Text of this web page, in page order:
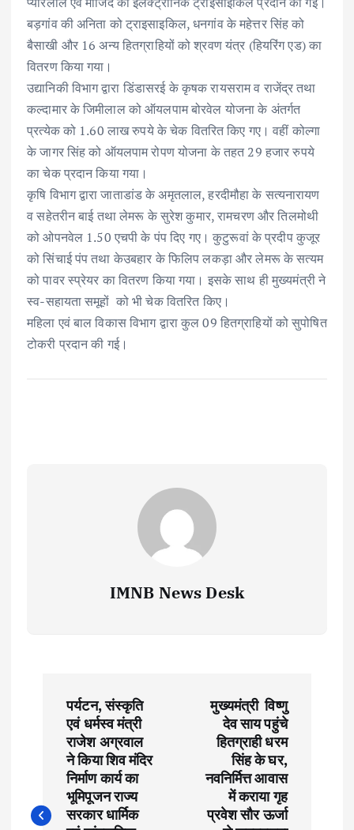
बड़गांव की अनिता को ट्राइसाइकिल, धनगांव के महेत्तर सिंह को
बैसाखी और 16 अन्य हितग्राहियों को श्रवण यंत्र (हियरिंग एड) का
वितरण किया गया।
उद्यानिकी विभाग द्वारा डिंडासरई के कृषक रायसराम व राजेंद्र तथा
कल्दामार के जिमीलाल को ऑयलपाम बोरवेल योजना के अंतर्गत
प्रत्येक को 1.60 लाख रुपये के चेक वितरित किए गए। वहीं कोल्गा
के जागर सिंह को ऑयलपाम रोपण योजना के तहत 29 हजार रुपये
का चेक प्रदान किया गया।
कृषि विभाग द्वारा जाताडांड के अमृतलाल, हरदीमौहा के सत्यनारायण
व सहेतरीन बाई तथा लेमरू के सुरेश कुमार, रामचरण और तिलमोथी
को ओपनवेल 1.50 एचपी के पंप दिए गए। कुटुरूवां के प्रदीप कुजूर
को सिंचाई पंप तथा केउबहार के फिलिप लकड़ा और लेमरू के सत्यम
को पावर स्प्रेयर का वितरण किया गया। इसके साथ ही मुख्यमंत्री ने
स्व-सहायता समूहों को भी चेक वितरित किए।
महिला एवं बाल विकास विभाग द्वारा कुल 09 हितग्राहियों को सुपोषित
टोकरी प्रदान की गई।
IMNB News Desk
t
पर्यटन, संस्कृति
एवं धर्मस्व मंत्री
राजेश अग्रवाल
ने किया शिव मंदिर
निर्माण कार्य का
भूमिपूजन राज्य
सरकार धार्मिक
मुख्यमंत्री विष्णु
देव साय पहुंचे
हितग्राही धरम
सिंह के घर,
नवनिर्मित्त आवास
में कराया गृह
प्रवेश सौर ऊर्जा